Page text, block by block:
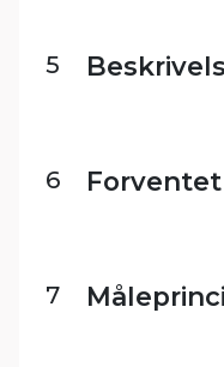
5
6
7